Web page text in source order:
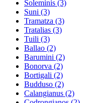
Soleminis (3)
Suni (3)
Tramatza (3)
Tratalias (3)
Tuili (3)
Ballao (2)
Barumini (2)
Bonorva (2)
Bortigali (2)
Budduso (2)
Calangianus (2)